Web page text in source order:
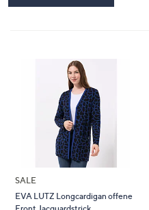
SALE
EVA LUTZ Longcardigan offene